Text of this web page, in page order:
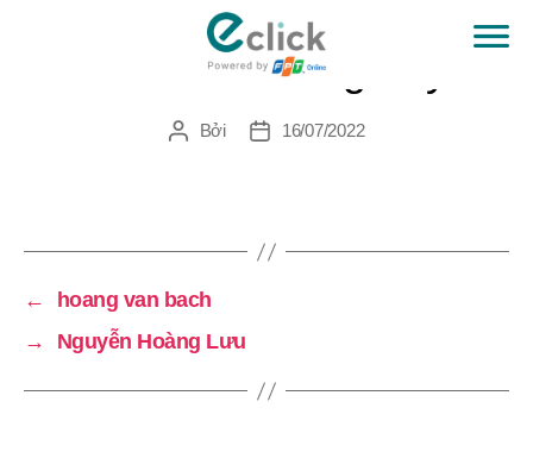
Lưu Kim Hoàng Duy
TácBởi
Ngày16/07/2022
←
hoang van bach
→
Nguyễn Hoàng Lưu